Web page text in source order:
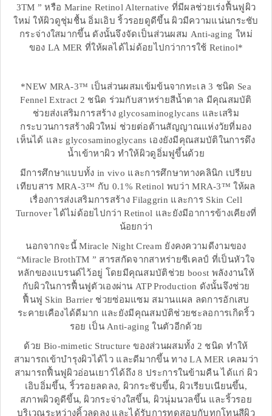
3TM ” หรือ Marine Retinol Alternative ที่มีผลช่วยเร่งฟื้นฟูผิว
ใหม่ ให้ผิวดูชุ่มชื้น อิ่มเอิบ ริ้วรอยดูดีขึ้น ผิวมีความแน่นกระชับ
กระจ่างใสมากขึ้น ดังนั้นจึงจัดเป็นส่วนผสม Anti-aging ใหม่
ของ LA MER ที่ให้ผลได้ไม่ด้อยไปกว่าการใช้ Retinol*
*NEW MRA-3™ เป็นส่วนผสมเข้มข้นจากทะเล 3 ชนิด Sea
Fennel Extract 2 ชนิด ร่วมกับสาหร่ายสีน้ำตาล มีคุณสมบัติ
ช่วยส่งเสริมการสร้าง glycosaminoglycans และเสริม
กระบวนการสร้างผิวใหม่ ช่วยต่อต้านสัญญาณแห่งวัยที่มอง
เห็นได้ และ glycosaminoglycans เองยังมีคุณสมบัติในการดึง
น้ำเข้าหาผิว ทำให้ผิวดูอิ่มฟูขึ้นด้วย
มีการศึกษาแบบทั้ง in vivo และการศึกษาทางคลินิก เปรียบ
เทียบสาร MRA-3™ กับ 0.1% Retinol พบว่า MRA-3™ ให้ผล
เรื่องการส่งเสริมการสร้าง Filaggrin และการ Skin Cell
Turnover ได้ไม่ด้อยไปกว่า Retinol และยังมีอาการข้างเคียงที่
น้อยกว่า
นอกจากจะนี้ Miracle Night Cream ยังคงความดีงามของ
“Miracle BrothTM ” สารสกัดจากสาหร่ายซีเคลป์ ที่เป็นหัวใจ
หลักของแบรนด์ไว้อยู่ โดยมีคุณสมบัติช่วย boost พลังงานให้
กับผิวในการฟื้นฟูตัวเองผ่าน ATP Production ดังนั้นจึงช่วย
ฟื้นฟู Skin Barrier ช่วยซ่อมแซม สมานแผล ลดการอักเสบ
ระคายเคืองได้ดีมาก และยังมีคุณสมบัติช่วยชะลอการเกิดริ้ว
รอย เป็น Anti-aging ในตัวอีกด้วย
ด้วย Bio-mimetic Structure ของส่วนผสมทั้ง 2 ชนิด ทำให้
สามารถเข้าบำรุงผิวได้ไว และดีมากขึ้น ทาง LA MER เคลมว่า
สามารถฟื้นฟูผิวอ่อนเยาว์ได้ถึง 8 ประการในข้ามคืน ได้แก่ ผิว
เอิบอิ่มขึ้น, ริ้วรอยลดลง, ผิวกระชับขึ้น, ผิวเรียบเนียนขึ้น,
สภาพผิวดูดีขึ้น, ผิวกระจ่างใสขึ้น, ผิวนุ่มนวลขึ้น และริ้วรอย
บริเวณระหว่างคิ้วลดลง และได้รับการทดสอบกับทุกโทนสีผิว